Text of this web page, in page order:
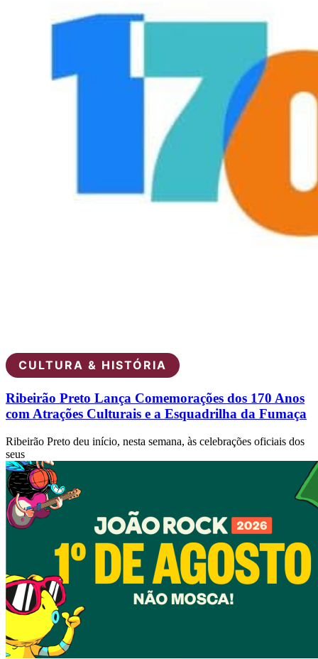
CULTURA & HISTÓRIA
Ribeirão Preto Lança Comemorações dos 170 Anos
com Atrações Culturais e a Esquadrilha da Fumaça
Ribeirão Preto deu início, nesta semana, às celebrações oficiais dos
seus